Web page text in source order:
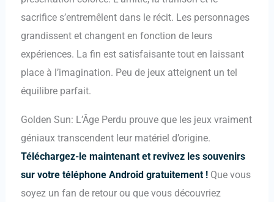
sacrifice s’entremêlent dans le récit. Les personnages
grandissent et changent en fonction de leurs
expériences. La fin est satisfaisante tout en laissant
place à l’imagination. Peu de jeux atteignent un tel
équilibre parfait.
Golden Sun: L’Âge Perdu prouve que les jeux vraiment
géniaux transcendent leur matériel d’origine.
Téléchargez-le maintenant et revivez les souvenirs
sur votre téléphone Android gratuitement !Que vous
soyez un fan de retour ou que vous découvriez